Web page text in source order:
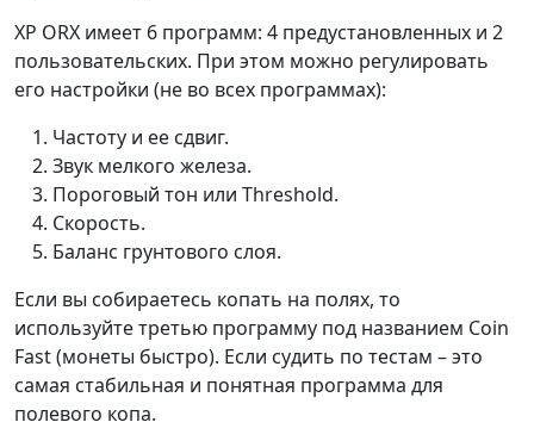
XP ORX имеет 6 программ: 4 предустановленных и 2
пользовательских. При этом можно регулировать
его настройки (не во всех программах):
Частоту и ее сдвиг.
Звук мелкого железа.
Пороговый тон или Threshold.
Скорость.
Баланс грунтового слоя.
Если вы собираетесь копать на полях, то
используйте третью программу под названием Coin
Fast (монеты быстро). Если судить по тестам – это
самая стабильная и понятная программа для
полевого копа.